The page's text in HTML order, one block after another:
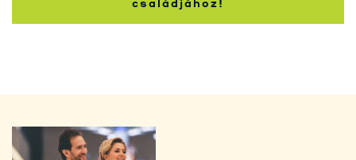
családjához!